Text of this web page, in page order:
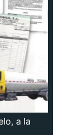
a la